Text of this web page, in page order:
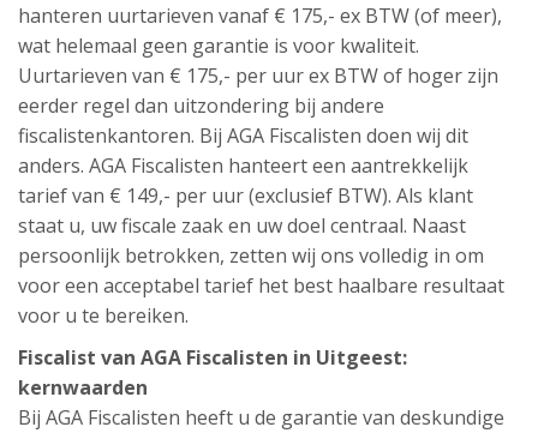
hanteren uurtarieven vanaf € 175,- ex BTW (of meer),
wat helemaal geen garantie is voor kwaliteit.
Uurtarieven van € 175,- per uur ex BTW of hoger zijn
eerder regel dan uitzondering bij andere
fiscalistenkantoren. Bij AGA Fiscalisten doen wij dit
anders. AGA Fiscalisten hanteert een aantrekkelijk
tarief van € 149,- per uur (exclusief BTW). Als klant
staat u, uw fiscale zaak en uw doel centraal. Naast
persoonlijk betrokken, zetten wij ons volledig in om
voor een acceptabel tarief het best haalbare resultaat
voor u te bereiken.
Fiscalist van AGA Fiscalisten in Uitgeest:
kernwaarden
Bij AGA Fiscalisten heeft u de garantie van deskundige